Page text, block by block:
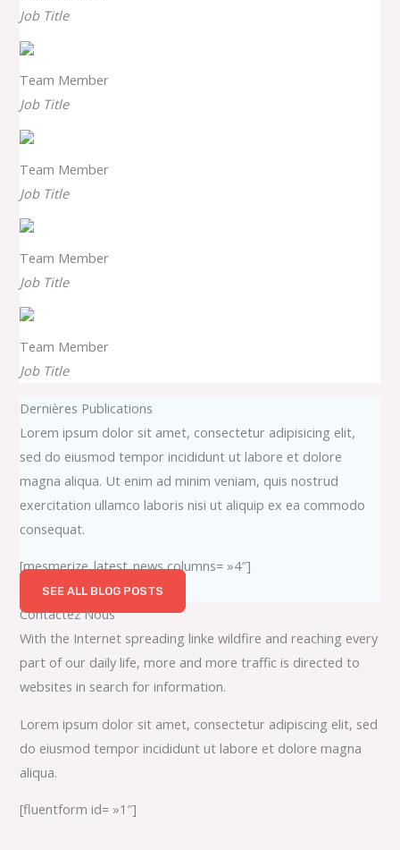
Job Title
Team Member
Job Title
Team Member
Job Title
Team Member
Job Title
Team Member
Job Title
Dernières Publications
Lorem ipsum dolor sit amet, consectetur adipisicing elit,
sed do eiusmod tempor incididunt ut labore et dolore
magna aliqua. Ut enim ad minim veniam, quis nostrud
exercitation ullamco laboris nisi ut aliquip ex ea commodo
consequat.
[mesmerize_latest_news columns= »4″]
SEE ALL BLOG POSTS
Contactez Nous
With the Internet spreading linke wildfire and reaching every
part of our daily life, more and more traffic is directed to
websites in search for information.
Lorem ipsum dolor sit amet, consectetur adipiscing elit, sed
do eiusmod tempor incididunt ut labore et dolore magna
aliqua.
[fluentform id= »1″]